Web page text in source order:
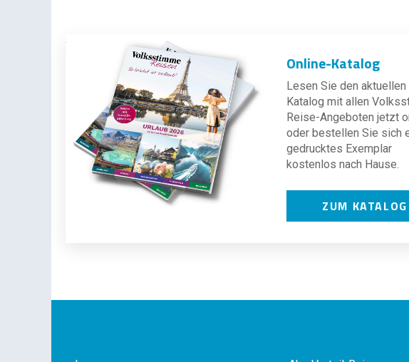
Online-Katalog
Lesen Sie den aktuellen
Katalog mit allen
Reise-Angeboten jetzt
oder bestellen Sie sich
gedrucktes Exemplar
kostenlos nach Hause.
ZUM KATALOG